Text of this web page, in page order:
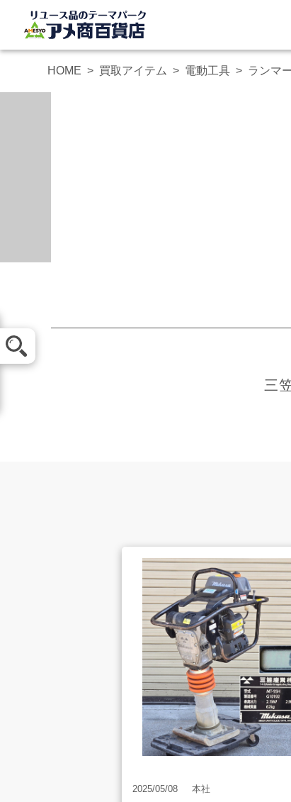
メール査定
店舗案内
お知らせ
お問合せ
HOME 買取アイテム 電動工具 ランマ
三
2025/05/08 本社